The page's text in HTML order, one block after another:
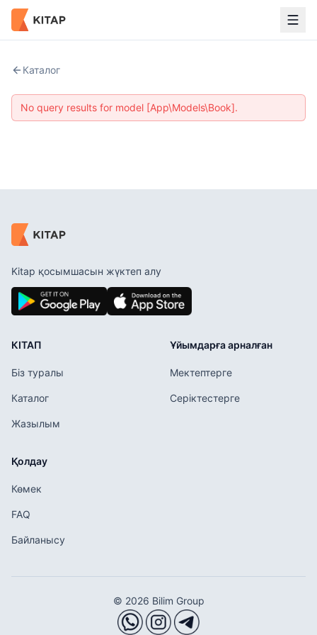
Каталог
No query results for model [App\Models\Book].
Kitap қосымшасын жүктеп алу
КІТАП
Біз туралы
Каталог
Жазылым
Ұйымдарға арналған
Мектептерге
Серіктестерге
Қолдау
Көмек
FAQ
Байланысу
© 2026 Bilim Group